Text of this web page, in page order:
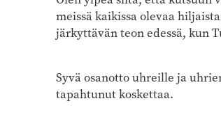
meissä kaikissa olevaa
järkyttävän teon edessä, kun
Syvä osanotto uhreille ja
tapahtunut koskettaa.